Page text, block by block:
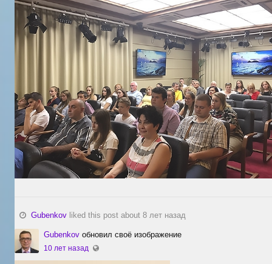
Gubenkov liked this post about 8 лет назад
Gubenkov обновил своё изображение
10 лет назад